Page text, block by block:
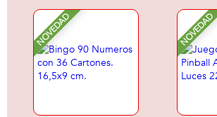
NOVEDAD NOVEDAD